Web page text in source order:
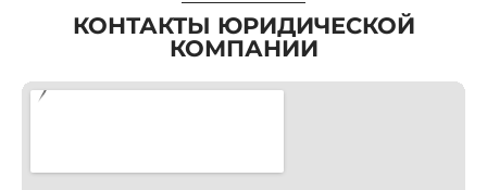
КОНТАКТЫ ЮРИДИЧЕСКОЙ
КОМПАНИИ